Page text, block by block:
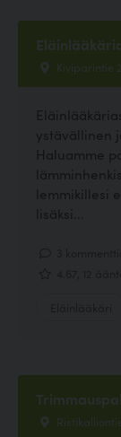
Kiviparintie
ystävällinen
Haluamme
lemmikillesi
lisäksi...